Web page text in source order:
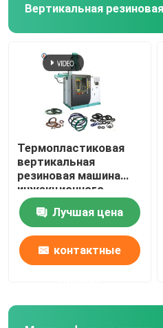
Термопластиковая
вертикальная
резиновая машина
инжекционного
метода литья для
продуктов NBR
Лучшая цена
контактные